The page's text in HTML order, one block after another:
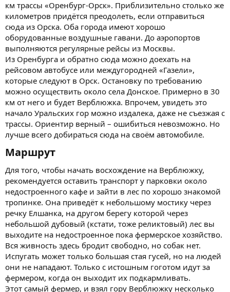
км трассы «Оренбург-Орск». Приблизительно столько же
километров придётся преодолеть, если отправиться
сюда из Орска. Оба города имеют хорошо
оборудованные воздушные гавани. До аэропортов
выполняются регулярные рейсы из Москвы.
Из Оренбурга и обратно сюда можно доехать на
рейсовом автобусе или междугородней «Газели»,
которые следуют в Орск. Остановку по требованию
можно осуществить около села Донское. Примерно в 30
км от него и будет Верблюжка. Впрочем, увидеть это
начало Уральских гор можно издалека, даже не съезжая с
трассы. Ориентир верный – ошибиться невозможно. Но
лучше всего добираться сюда на своём автомобиле.
Маршрут​
Для того, чтобы начать восхождение на Верблюжку,
рекомендуется оставить транспорт у парковки около
недостроенного кафе и зайти в лес по хорошо знакомой
тропинке. Она приведёт к небольшому мостику через
речку Елшанка, на другом берегу которой через
небольшой дубовый (кстати, тоже реликтовый) лес вы
выходите на недостроенное пока фермерское хозяйство.
Вся живность здесь бродит свободно, но собак нет.
Испугать может только большая стая гусей, но на людей
они не нападают. Только с истошным гоготом идут за
фермером, когда он выходит их подкармливать.
Этот самый фермер, и взял гору Верблюжку несколько